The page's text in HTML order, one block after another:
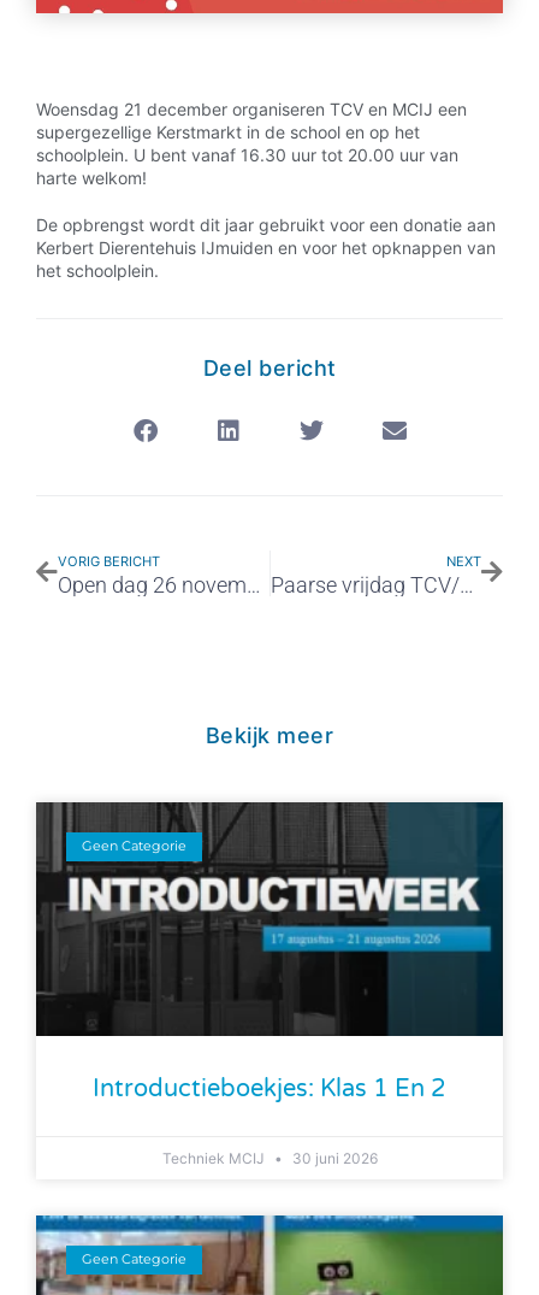
Woensdag 21 december organiseren TCV en MCIJ een
supergezellige Kerstmarkt in de school en op het
schoolplein. U bent vanaf 16.30 uur tot 20.00 uur van
harte welkom!
De opbrengst wordt dit jaar gebruikt voor een donatie aan
Kerbert Dierentehuis IJmuiden en voor het opknappen van
het schoolplein.
Deel bericht
VORIG BERICHT
Open dag 26 november
NEXT
Paarse vrijdag TCV/MCIJ
Bekijk meer
Geen Categorie
Introductieboekjes: Klas 1 En 2
Techniek MCIJ 30 juni 2026
Geen Categorie